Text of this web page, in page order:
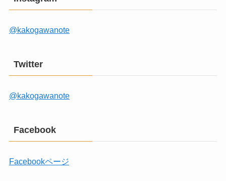
@kakogawanote
Twitter
@kakogawanote
Facebook
Facebookページ